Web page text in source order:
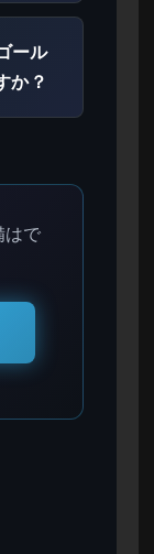
ール
か？
はで